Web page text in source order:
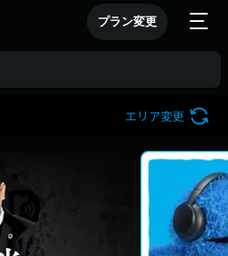
プラン変更
エリア変更